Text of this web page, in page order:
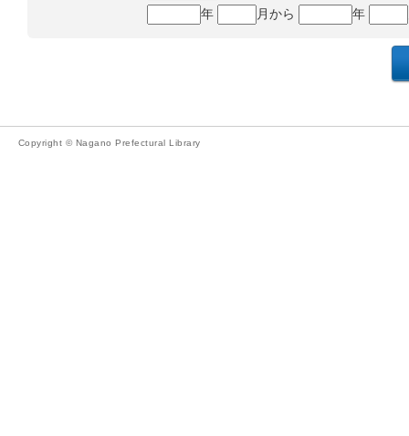
年
月から 年
Copyright © Nagano Prefectural Library